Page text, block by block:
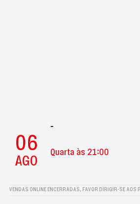
06
AGO
-
Quarta às 21:00
VENDAS ONLINE ENCERRADAS, FAVOR DIRIGIR-SE AOS